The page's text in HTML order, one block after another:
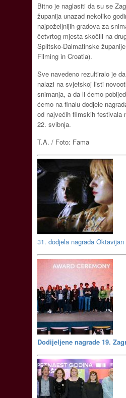
Bitno je naglasiti da su se
županija unazad nekoliko
najpoželjnijih gradova za
četvrtog mjesta skočili na
Splitsko-Dalmatinske
Filming in Croatia).
Sve navedeno rezultiralo je
nalazi na svjetskoj listi
snimanja, a da li ćemo
ćemo na finalu dodjele
od najvećih filmskih festivala
22. svibnja.
T.A. / Foto: Fama
31. dodjela nagrada
Dodijeljene nagrade 19.